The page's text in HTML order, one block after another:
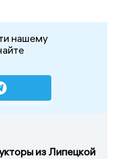
нашему
из Липецкой